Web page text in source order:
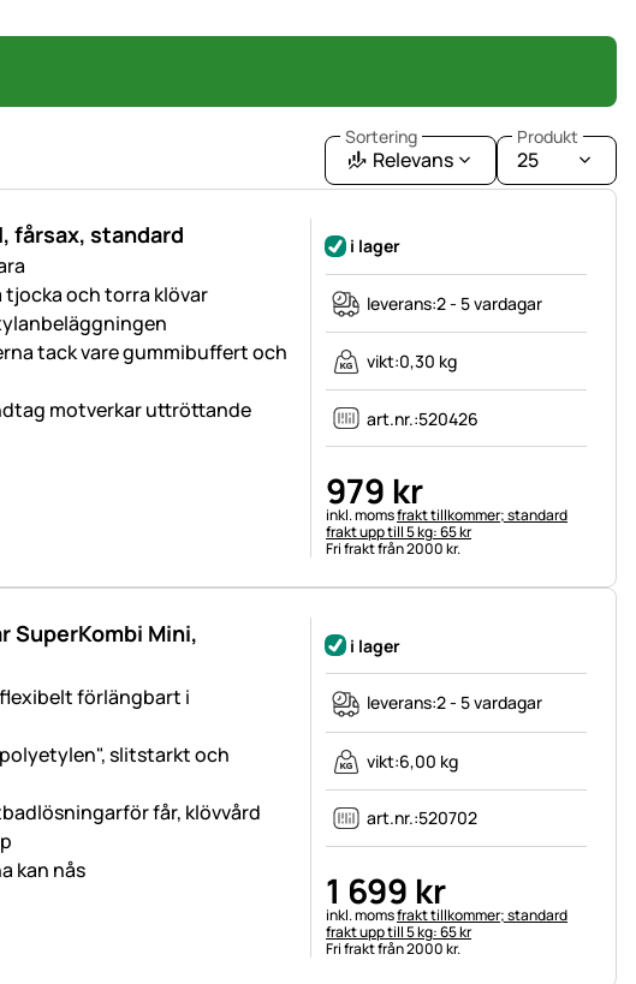
Sortering
Relevans
Produkt
25
fårsax, standard
och torra klövar
tack vare gummibuffert och
motverkar uttröttande
i lager
leverans:2 - 5 vardagar
vikt:0,30 kg
art.nr.:520426
979 kr
Skatteinformation:
inkl. momsfrakt tillkommer; standard
frakt upp till 5 kg: 65 kr
Fri frakt från 2000 kr.
SuperKombi Mini,
förlängbart i
slitstarkt och
får, klövvård
kan nås
i lager
leverans:2 - 5 vardagar
vikt:6,00 kg
art.nr.:520702
1 699 kr
Skatteinformation:
inkl. momsfrakt tillkommer; standard
frakt upp till 5 kg: 65 kr
Fri frakt från 2000 kr.